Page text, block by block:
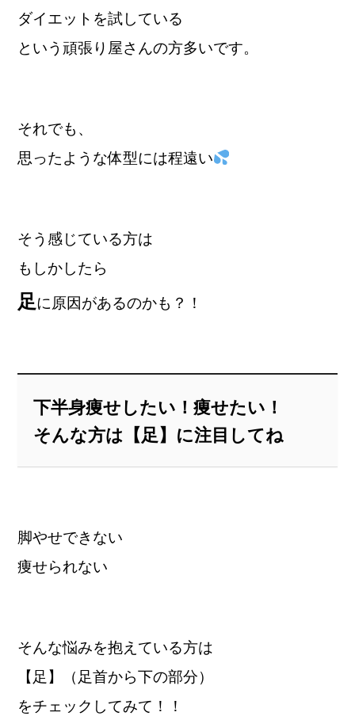
ダイエットを試している
という頑張り屋さんの方多いです。
それでも、
思ったような体型には程遠い
そう感じている方は
もしかしたら
足に原因があるのかも？！
下半身痩せしたい！痩せたい！
そんな方は【足】に注目してね
脚やせできない
痩せられない
そんな悩みを抱えている方は
【足】（足首から下の部分）
をチェックしてみて！！